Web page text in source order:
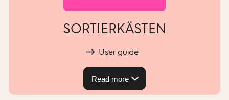
SORTIERKÄSTEN
User guide
Read more